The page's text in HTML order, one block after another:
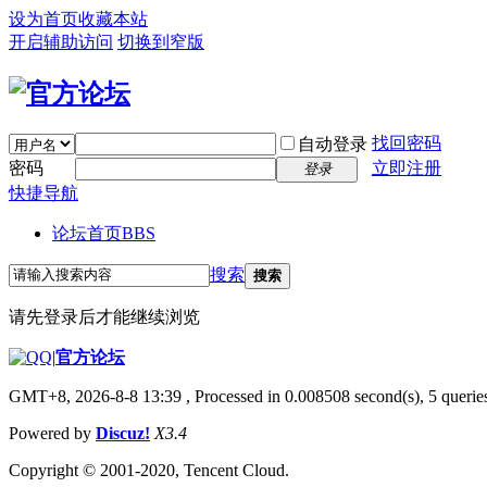
设为首页收藏本站
开启辅助访问 切换到窄版
自动登录 找回密码
密码
登录
立即注册
快捷导航
论坛首页BBS
搜索 搜索
请先登录后才能继续浏览
|官方论坛
GMT+8, 2026-8-8 13:39 , Processed in 0.008508 second(s), 5
Powered by Discuz! X3.4
Copyright © 2001-2020, Tencent Cloud.